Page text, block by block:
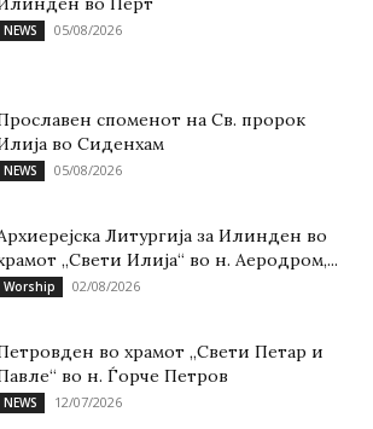
NEWS 05/08/2026
споменот на Св. пророк
во Сиденхам
NEWS 05/08/2026
Литургија за Илинден во
„Свети Илија“ во н. Аеродром,...
Worship 02/08/2026
во храмот „Свети Петар и
во н. Ѓорче Петров
NEWS 12/07/2026